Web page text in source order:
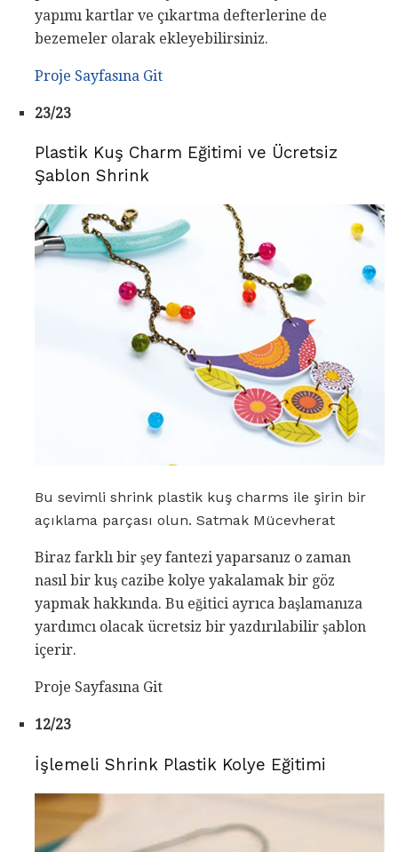
yapımı kartlar ve çıkartma defterlerine de
bezemeler olarak ekleyebilirsiniz.
Proje Sayfasına Git
23/23
Plastik Kuş Charm Eğitimi ve Ücretsiz
Şablon Shrink
Bu sevimli shrink plastik kuş charms ile şirin bir
açıklama parçası olun. Satmak Mücevherat
Biraz farklı bir şey fantezi yaparsanız o zaman
nasıl bir kuş cazibe kolye yakalamak bir göz
yapmak hakkında. Bu eğitici ayrıca başlamanıza
yardımcı olacak ücretsiz bir yazdırılabilir şablon
içerir.
Proje Sayfasına Git
12/23
İşlemeli Shrink Plastik Kolye Eğitimi